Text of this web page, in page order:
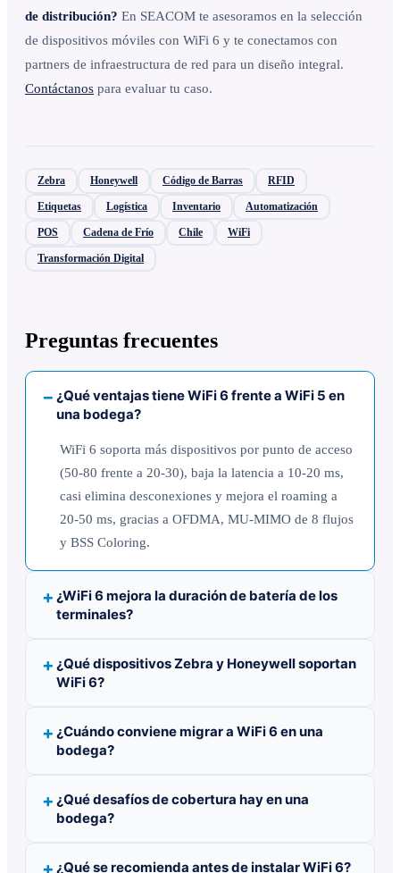
de distribución? En SEACOM te asesoramos en la selección
de dispositivos móviles con WiFi 6 y te conectamos con
partners de infraestructura de red para un diseño integral.
Contáctanos para evaluar tu caso.
Zebra Honeywell Código de Barras RFID
Etiquetas Logística Inventario Automatización
POS Cadena de Frío Chile WiFi
Transformación Digital
Preguntas frecuentes
¿Qué ventajas tiene WiFi 6 frente a WiFi 5 en
una bodega?
WiFi 6 soporta más dispositivos por punto de acceso
(50-80 frente a 20-30), baja la latencia a 10-20 ms,
casi elimina desconexiones y mejora el roaming a
20-50 ms, gracias a OFDMA, MU-MIMO de 8 flujos
y BSS Coloring.
¿WiFi 6 mejora la duración de batería de los
terminales?
¿Qué dispositivos Zebra y Honeywell soportan
WiFi 6?
¿Cuándo conviene migrar a WiFi 6 en una
bodega?
¿Qué desafíos de cobertura hay en una
bodega?
¿Qué se recomienda antes de instalar WiFi 6?